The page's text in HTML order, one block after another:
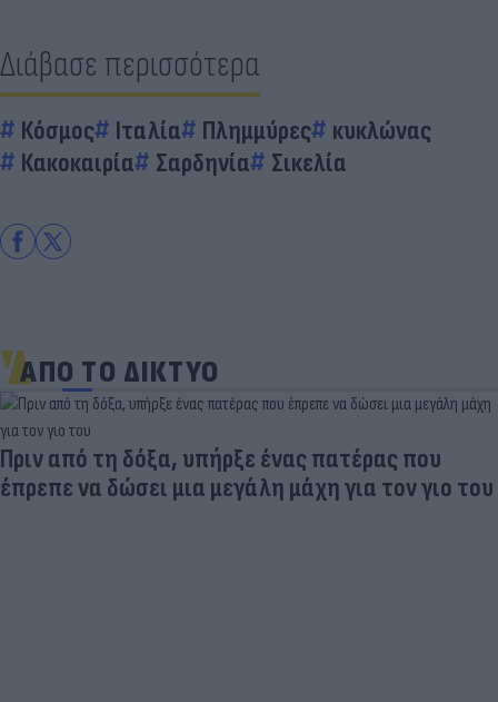
Διάβασε περισσότερα
Κόσμος Ιταλία Πλημμύρες
κυκλώνας
Κακοκαιρία
Σαρδηνία Σικελία
ΑΠΟ ΤΟ ΔΙΚΤΥΟ
Πριν από τη δόξα, υπήρξε ένας πατέρας που
έπρεπε να δώσει μια μεγάλη μάχη για τον γιο του